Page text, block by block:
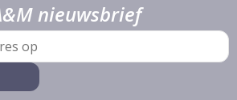
nieuwsbrief